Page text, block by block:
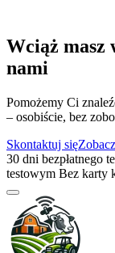
Wciąż masz
nami
Pomożemy Ci
– osobiście, bez
Skontaktuj się
30 dni bezpłatnego
testowym Bez karty